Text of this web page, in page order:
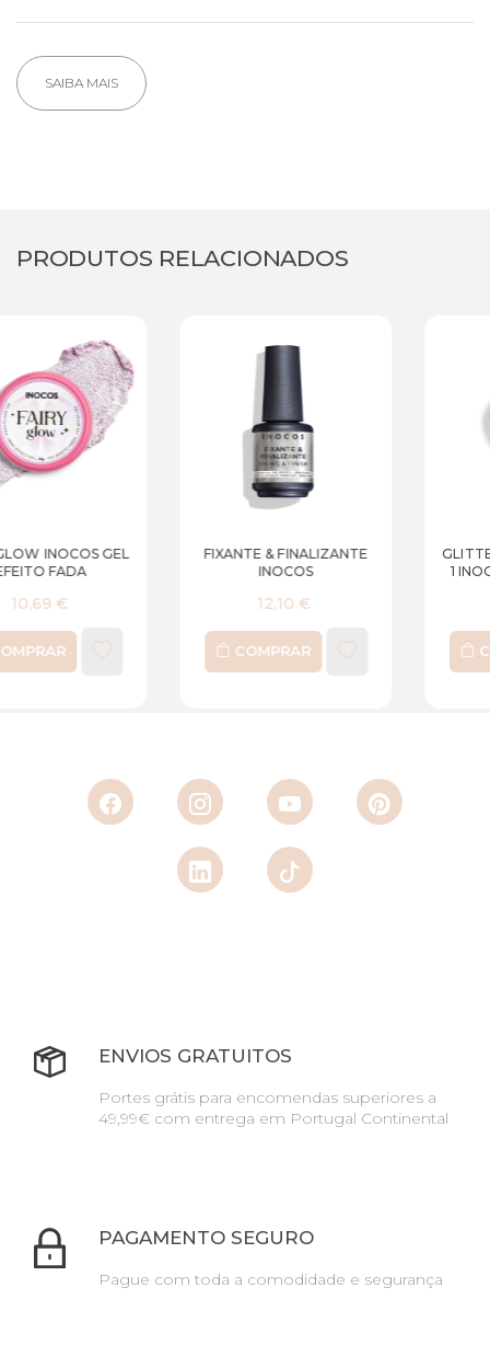
SAIBA MAIS
PRODUTOS RELACIONADOS
FIXANTE & FINALIZANTE
COMPRAR
GLITTER PÓ EFEITO 2 EM
1 INOCOS MAGIA OURO
COMPRAR
ENVIOS GRATUITOS
Portes grátis para encomendas superiores a
49,99€ com entrega em Portugal Continental
PAGAMENTO SEGURO
Pague com toda a comodidade e segurança